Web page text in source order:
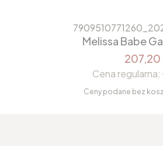
Melissa Babe
207,20
Cena regularna:
Ceny podane bez